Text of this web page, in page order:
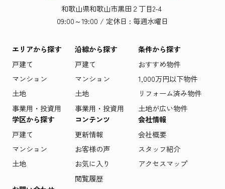
和歌山県和歌山市黒田２丁目2-4
09:00～19:00 / 定休日 : 毎週水曜日
エリアから探す
戸建て
マンション
土地
事業用・投資用
沿線から探す
戸建て
マンション
土地
事業用・投資用
条件から探す
おすすめ物件
1,000万円以下物件
リフォーム済み物件
土地が広い物件
学区から探す
戸建て
マンション
土地
コンテンツ
更新情報
お客様の声
お気に入り
閲覧履歴
会社情報
会社概要
スタッフ紹介
アクセスマップ